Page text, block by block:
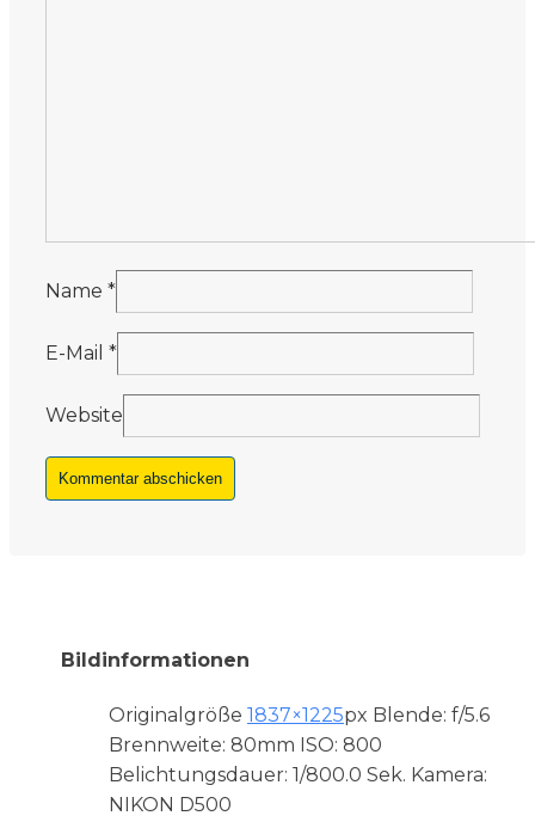
Name *
E-Mail *
Website
Bildinformationen
Originalgröße 1837×1225px Blende: f/5.6
Brennweite: 80mm ISO: 800
Belichtungsdauer: 1/800.0 Sek. Kamera:
NIKON D500